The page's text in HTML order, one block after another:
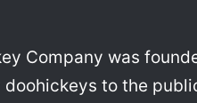
Company was
to the